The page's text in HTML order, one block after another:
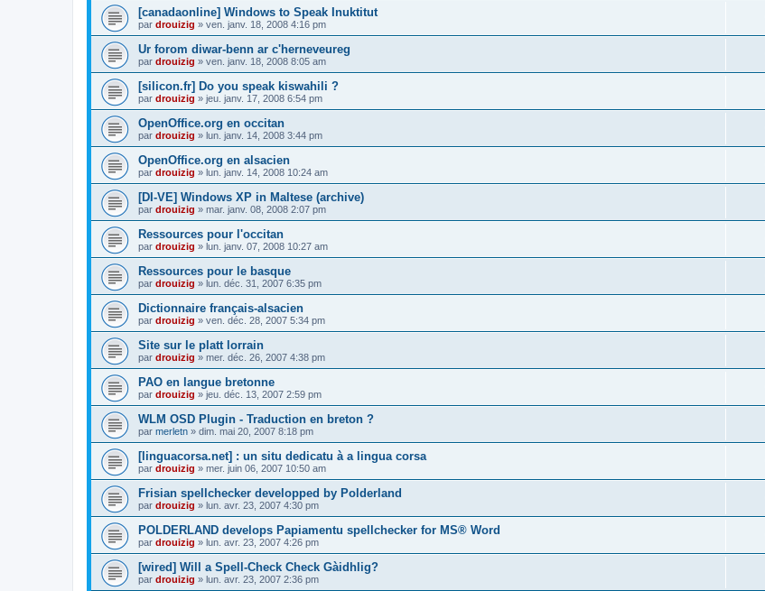
[canadaonline] Windows to Speak Inuktitut
par drouizig » ven. janv. 18, 2008 4:16 pm
Ur forom diwar-benn ar c'herneveureg
par drouizig » ven. janv. 18, 2008 8:05 am
[silicon.fr] Do you speak kiswahili ?
par drouizig » jeu. janv. 17, 2008 6:54 pm
OpenOffice.org en occitan
par drouizig » lun. janv. 14, 2008 3:44 pm
OpenOffice.org en alsacien
par drouizig » lun. janv. 14, 2008 10:24 am
[DI-VE] Windows XP in Maltese (archive)
par drouizig » mar. janv. 08, 2008 2:07 pm
Ressources pour l'occitan
par drouizig » lun. janv. 07, 2008 10:27 am
Ressources pour le basque
par drouizig » lun. déc. 31, 2007 6:35 pm
Dictionnaire français-alsacien
par drouizig » ven. déc. 28, 2007 5:34 pm
Site sur le platt lorrain
par drouizig » mer. déc. 26, 2007 4:38 pm
PAO en langue bretonne
par drouizig » jeu. déc. 13, 2007 2:59 pm
WLM OSD Plugin - Traduction en breton ?
par merletn » dim. mai 20, 2007 8:18 pm
[linguacorsa.net] : un situ dedicatu à a lingua corsa
par drouizig » mer. juin 06, 2007 10:50 am
Frisian spellchecker developped by Polderland
par drouizig » lun. avr. 23, 2007 4:30 pm
POLDERLAND develops Papiamentu spellchecker for MS® Word
par drouizig » lun. avr. 23, 2007 4:26 pm
[wired] Will a Spell-Check Check Gàidhlig?
par drouizig » lun. avr. 23, 2007 2:36 pm